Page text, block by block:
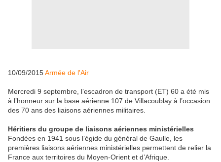
10/09/2015Armée de l'Air
Mercredi 9 septembre, l’escadron de transport (ET) 60 a été mis
à l’honneur sur la base aérienne 107 de Villacoublay à l’occasion
des 70 ans des liaisons aériennes militaires.
Héritiers du groupe de liaisons aériennes ministérielles
Fondées en 1941 sous l’égide du général de Gaulle, les
premières liaisons aériennes ministérielles permettent de relier la
France aux territoires du Moyen-Orient et d’Afrique.